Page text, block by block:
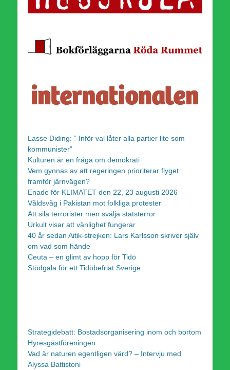
Lasse Diding: ” Inför val låter alla partier lite som
kommunister”
Kulturen är en fråga om demokrati
Vem gynnas av att regeringen prioriterar flyget
framför järnvägen?
Enade för KLIMATET den 22, 23 augusti 2026
Våldsvåg i Pakistan mot folkliga protester
Att sila terrorister men svälja statsterror
Urkult visar att vänlighet fungerar
40 år sedan Aitik-strejken: Lars Karlsson skriver själv
om vad som hände
Ceuta – en glimt av hopp för Tidö
Stödgala för ett Tidöbefriat Sverige
Strategidebatt: Bostadsorganisering inom och bortom
Hyresgästföreningen
Vad är naturen egentligen värd? – Intervju med
Alyssa Battistoni